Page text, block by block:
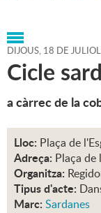
DIJOUS, 18 DE JULIOL
Cicle
a càrrec de la
Lloc: Plaça de
Adreça: Plaça de
Organitza:
Tipus d'acte:
Marc: Sardanes